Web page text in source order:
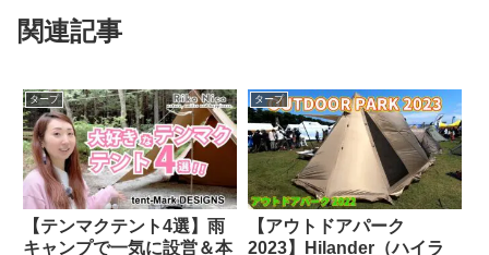
関連記事
タープ
【テンマクテント4選】雨
キャンプで一気に設営＆本
タープ
【アウトドアパーク
2023】Hilander（ハイラ